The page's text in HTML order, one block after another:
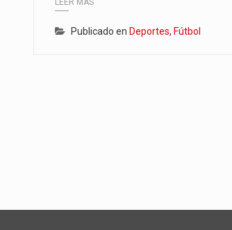
LEER MÁS
Publicado en Deportes, Fútbol